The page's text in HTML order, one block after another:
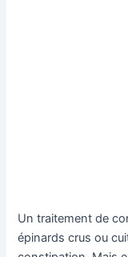
Un traitement de
épinards crus ou